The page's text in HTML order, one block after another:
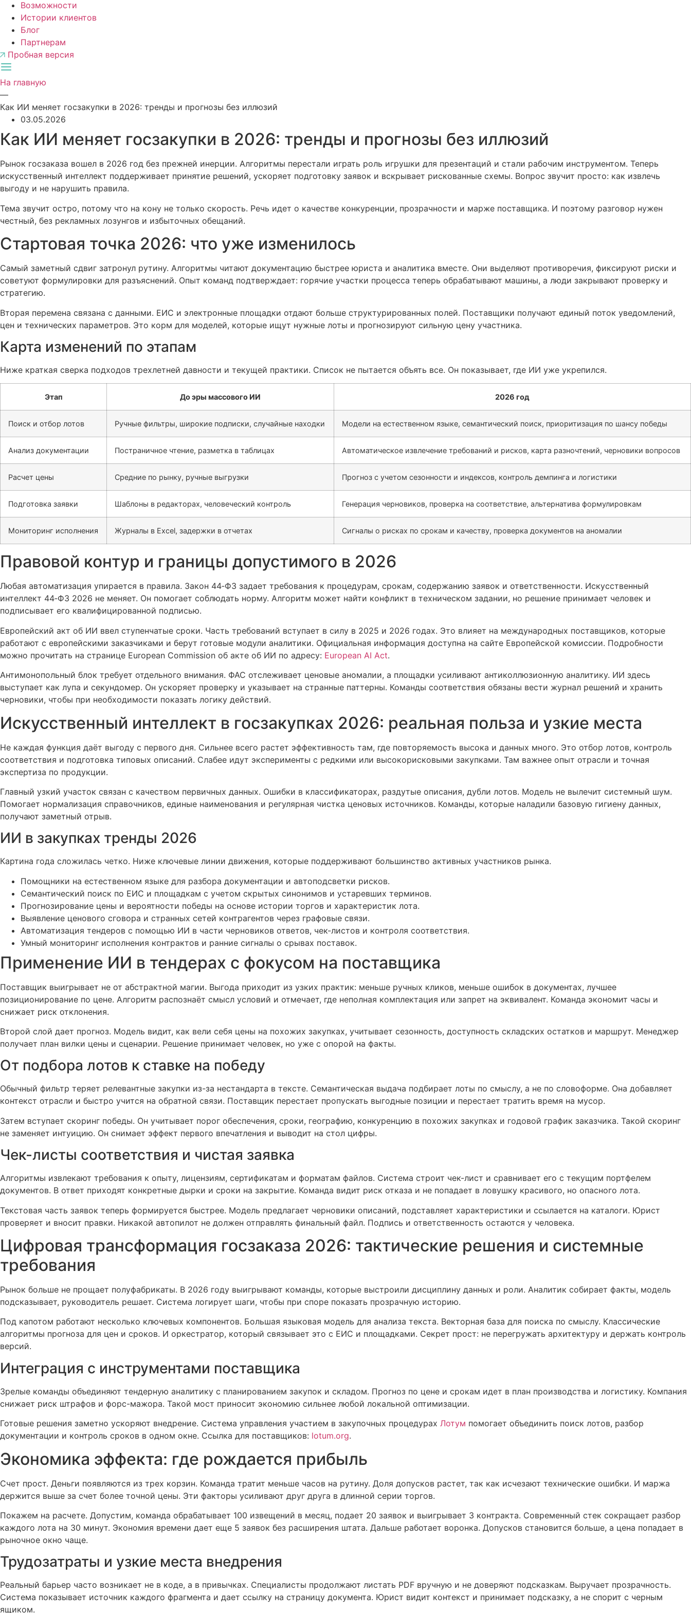
Возможности
Истории клиентов
Блог
Партнерам
Пробная версия
На главную
—
Как ИИ меняет госзакупки в 2026: тренды и прогнозы без иллюзий
03.05.2026
Как ИИ меняет госзакупки в 2026: тренды и прогнозы без иллюзий
Рынок госзаказа вошел в 2026 год без прежней инерции. Алгоритмы перестали играть роль игрушки для презентаций и стали рабочим инструментом. Теперь
искусственный интеллект поддерживает принятие решений, ускоряет подготовку заявок и вскрывает рискованные схемы. Вопрос звучит просто: как извлечь
выгоду и не нарушить правила.
Тема звучит остро, потому что на кону не только скорость. Речь идет о качестве конкуренции, прозрачности и марже поставщика. И поэтому разговор нужен
честный, без рекламных лозунгов и избыточных обещаний.
Стартовая точка 2026: что уже изменилось
Самый заметный сдвиг затронул рутину. Алгоритмы читают документацию быстрее юриста и аналитика вместе. Они выделяют противоречия, фиксируют риски и
советуют формулировки для разъяснений. Опыт команд подтверждает: горячие участки процесса теперь обрабатывают машины, а люди закрывают проверку и
стратегию.
Вторая перемена связана с данными. ЕИС и электронные площадки отдают больше структурированных полей. Поставщики получают единый поток уведомлений,
цен и технических параметров. Это корм для моделей, которые ищут нужные лоты и прогнозируют сильную цену участника.
Карта изменений по этапам
Ниже краткая сверка подходов трехлетней давности и текущей практики. Список не пытается объять все. Он показывает, где ИИ уже укрепился.
Этап До эры массового ИИ 2026 год
Поиск и отбор лотов Ручные фильтры, широкие подписки, случайные находки Модели на естественном языке, семантический поиск, приоритизация по шансу победы
Анализ документации Постраничное чтение, разметка в таблицах Автоматическое извлечение требований и рисков, карта разночтений, черновики вопросов
Расчет цены Средние по рынку, ручные выгрузки Прогноз с учетом сезонности и индексов, контроль демпинга и логистики
Подготовка заявки Шаблоны в редакторах, человеческий контроль Генерация черновиков, проверка на соответствие, альтернатива формулировкам
Мониторинг исполнения Журналы в Excel, задержки в отчетах Сигналы о рисках по срокам и качеству, проверка документов на аномалии
Правовой контур и границы допустимого в 2026
Любая автоматизация упирается в правила. Закон 44‑ФЗ задает требования к процедурам, срокам, содержанию заявок и ответственности. Искусственный
интеллект 44‑ФЗ 2026 не меняет. Он помогает соблюдать норму. Алгоритм может найти конфликт в техническом задании, но решение принимает человек и
подписывает его квалифицированной подписью.
Европейский акт об ИИ ввел ступенчатые сроки. Часть требований вступает в силу в 2025 и 2026 годах. Это влияет на международных поставщиков, которые
работают с европейскими заказчиками и берут готовые модули аналитики. Официальная информация доступна на сайте Европейской комиссии. Подробности
можно прочитать на странице European Commission об акте об ИИ по адресу: European AI Act.
Антимонопольный блок требует отдельного внимания. ФАС отслеживает ценовые аномалии, а площадки усиливают антиколлюзионную аналитику. ИИ здесь
выступает как лупа и секундомер. Он ускоряет проверку и указывает на странные паттерны. Команды соответствия обязаны вести журнал решений и хранить
черновики, чтобы при необходимости показать логику действий.
Искусственный интеллект в госзакупках 2026: реальная польза и узкие места
Не каждая функция даёт выгоду с первого дня. Сильнее всего растет эффективность там, где повторяемость высока и данных много. Это отбор лотов, контроль
соответствия и подготовка типовых описаний. Слабее идут эксперименты с редкими или высокорисковыми закупками. Там важнее опыт отрасли и точная
экспертиза по продукции.
Главный узкий участок связан с качеством первичных данных. Ошибки в классификаторах, раздутые описания, дубли лотов. Модель не вылечит системный шум.
Помогает нормализация справочников, единые наименования и регулярная чистка ценовых источников. Команды, которые наладили базовую гигиену данных,
получают заметный отрыв.
ИИ в закупках тренды 2026
Картина года сложилась четко. Ниже ключевые линии движения, которые поддерживают большинство активных участников рынка.
Помощники на естественном языке для разбора документации и автоподсветки рисков.
Семантический поиск по ЕИС и площадкам с учетом скрытых синонимов и устаревших терминов.
Прогнозирование цены и вероятности победы на основе истории торгов и характеристик лота.
Выявление ценового сговора и странных сетей контрагентов через графовые связи.
Автоматизация тендеров с помощью ИИ в части черновиков ответов, чек-листов и контроля соответствия.
Умный мониторинг исполнения контрактов и ранние сигналы о срывах поставок.
Применение ИИ в тендерах с фокусом на поставщика
Поставщик выигрывает не от абстрактной магии. Выгода приходит из узких практик: меньше ручных кликов, меньше ошибок в документах, лучшее
позиционирование по цене. Алгоритм распознаёт смысл условий и отмечает, где неполная комплектация или запрет на эквивалент. Команда экономит часы и
снижает риск отклонения.
Второй слой дает прогноз. Модель видит, как вели себя цены на похожих закупках, учитывает сезонность, доступность складских остатков и маршрут. Менеджер
получает план вилки цены и сценарии. Решение принимает человек, но уже с опорой на факты.
От подбора лотов к ставке на победу
Обычный фильтр теряет релевантные закупки из-за нестандарта в тексте. Семантическая выдача подбирает лоты по смыслу, а не по словоформе. Она добавляет
контекст отрасли и быстро учится на обратной связи. Поставщик перестает пропускать выгодные позиции и перестает тратить время на мусор.
Затем вступает скоринг победы. Он учитывает порог обеспечения, сроки, географию, конкуренцию в похожих закупках и годовой график заказчика. Такой скоринг
не заменяет интуицию. Он снимает эффект первого впечатления и выводит на стол цифры.
Чек-листы соответствия и чистая заявка
Алгоритмы извлекают требования к опыту, лицензиям, сертификатам и форматам файлов. Система строит чек-лист и сравнивает его с текущим портфелем
документов. В ответ приходят конкретные дырки и сроки на закрытие. Команда видит риск отказа и не попадает в ловушку красивого, но опасного лота.
Текстовая часть заявок теперь формируется быстрее. Модель предлагает черновики описаний, подставляет характеристики и ссылается на каталоги. Юрист
проверяет и вносит правки. Никакой автопилот не должен отправлять финальный файл. Подпись и ответственность остаются у человека.
Цифровая трансформация госзаказа 2026: тактические решения и системные
требования
Рынок больше не прощает полуфабрикаты. В 2026 году выигрывают команды, которые выстроили дисциплину данных и роли. Аналитик собирает факты, модель
подсказывает, руководитель решает. Система логирует шаги, чтобы при споре показать прозрачную историю.
Под капотом работают несколько ключевых компонентов. Большая языковая модель для анализа текста. Векторная база для поиска по смыслу. Классические
алгоритмы прогноза для цен и сроков. И оркестратор, который связывает это с ЕИС и площадками. Секрет прост: не перегружать архитектуру и держать контроль
версий.
Интеграция с инструментами поставщика
Зрелые команды объединяют тендерную аналитику с планированием закупок и складом. Прогноз по цене и срокам идет в план производства и логистику. Компания
снижает риск штрафов и форс-мажора. Такой мост приносит экономию сильнее любой локальной оптимизации.
Готовые решения заметно ускоряют внедрение. Система управления участием в закупочных процедурах Лотум помогает объединить поиск лотов, разбор
документации и контроль сроков в одном окне. Ссылка для поставщиков: lotum.org.
Экономика эффекта: где рождается прибыль
Счет прост. Деньги появляются из трех корзин. Команда тратит меньше часов на рутину. Доля допусков растет, так как исчезают технические ошибки. И маржа
держится выше за счет более точной цены. Эти факторы усиливают друг друга в длинной серии торгов.
Покажем на расчете. Допустим, команда обрабатывает 100 извещений в месяц, подает 20 заявок и выигрывает 3 контракта. Современный стек сокращает разбор
каждого лота на 30 минут. Экономия времени дает еще 5 заявок без расширения штата. Дальше работает воронка. Допусков становится больше, а цена попадает в
рыночное окно чаще.
Трудозатраты и узкие места внедрения
Реальный барьер часто возникает не в коде, а в привычках. Специалисты продолжают листать PDF вручную и не доверяют подсказкам. Выручает прозрачность.
Система показывает источник каждого фрагмента и дает ссылку на страницу документа. Юрист видит контекст и принимает подсказку, а не спорит с черным
ящиком.